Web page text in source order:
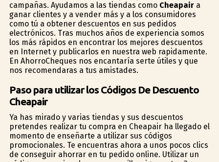
campañas. Ayudamos a las tiendas como Cheapaira
ganar clientes y a vender más y a los consumidores
como tú a obtener descuentos en sus pedidos
electrónicos. Tras muchos años de experiencia somos
los más rápidos en encontrar los mejores descuentos
en Internet y publicarlos en nuestra web rapidamente.
En AhorroCheques nos encantaría serte útiles y que
nos recomendaras a tus amistades.
Paso para utilizar los Códigos De Descuento
Cheapair
Ya has mirado y varias tiendas y sus descuentos
pretendes realizar tu compra en Cheapair ha llegado el
momento de enseñarte a utilizar sus códigos
promocionales. Te encuentras ahora a unos pocos clics
de conseguir ahorrar en tu pedido online. Utilizar un